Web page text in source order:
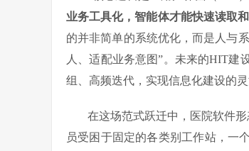
业务工具化，智能体才能快速读取
的并非简单的系统优化，而是人与
人、适配业务意图”。未来的HIT建
组、高频迭代，实现信息化建设的灵
在这场范式跃迁中，医院软件
员受困于固定的各类别工作站，一